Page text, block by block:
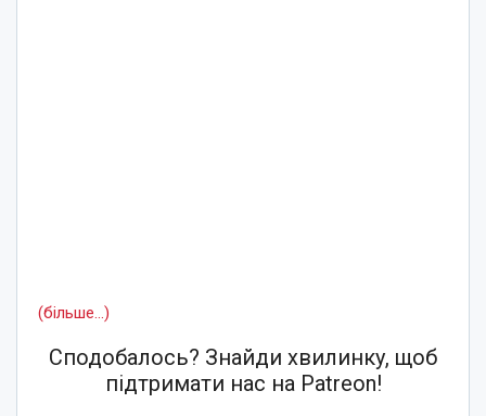
(більше…)
Сподобалось? Знайди хвилинку, щоб
підтримати нас на Patreon!